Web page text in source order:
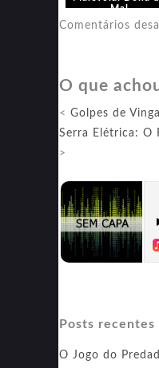
Mal
Comentários
O que
< Golpes de
Serra Elétrica: O
>
Posts recentes
O Jogo do